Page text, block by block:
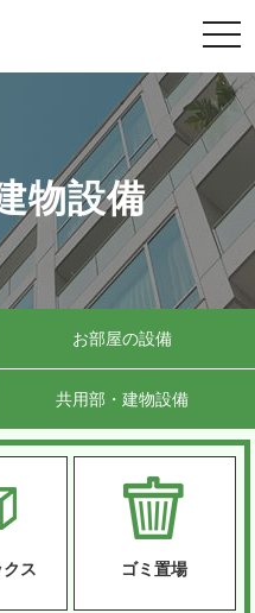
物設備
お部屋の設備
共用部・建物設備
ス ゴミ置場